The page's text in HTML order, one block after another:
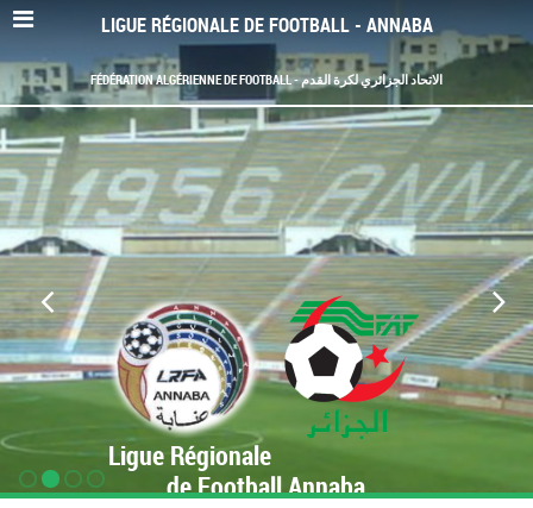
LIGUE RÉGIONALE DE FOOTBALL - ANNABA
FÉDÉRATION ALGÉRIENNE DE FOOTBALL - الاتحاد الجزائري لكرة القدم
Ligue Régionale
de Football Annaba